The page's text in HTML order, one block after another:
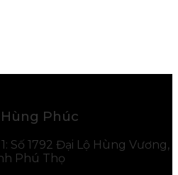
Phúc
Số 1792 Đại Lộ Hùng Vương,
Phú Thọ